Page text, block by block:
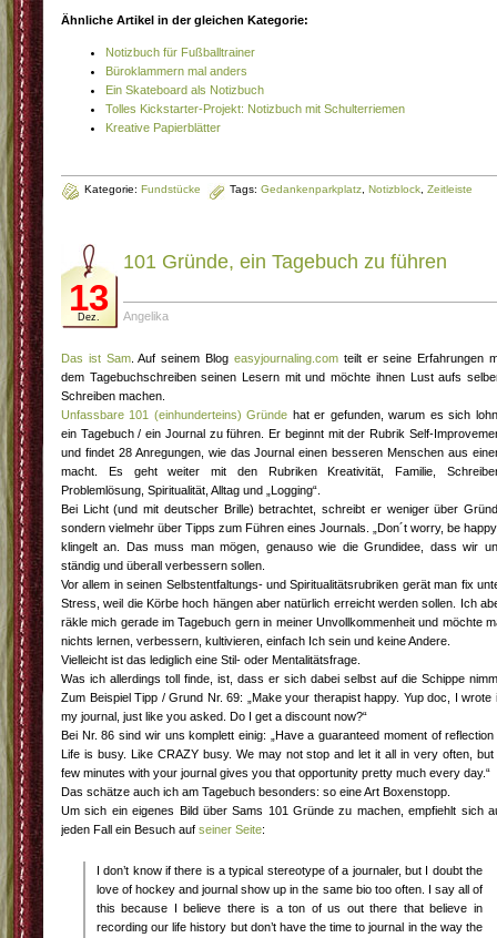
Ähnliche Artikel in der gleichen Kategorie:
Notizbuch für Fußballtrainer
Büroklammern mal anders
Ein Skateboard als Notizbuch
Tolles Kickstarter-Projekt: Notizbuch mit Schulterriemen
Kreative Papierblätter
Kategorie: Fundstücke Tags: Gedankenparkplatz Notizblock Zeitleiste
13
Dez.
101 Gründe, ein Tagebuch zu führen
Angelika
Das ist Sam. Auf seinem Blog easyjournaling.comteilt er seine Erfahrungen
dem Tagebuchschreiben seinen Lesern mit und möchte ihnen Lust aufs
Schreiben machen.
Unfassbare 101 (einhunderteins) Gründe hat er gefunden, warum es sich
ein Tagebuch / ein Journal zu führen. Er beginnt mit der Rubrik Self-
und findet 28 Anregungen, wie das Journal einen besseren Menschen aus
macht. Es geht weiter mit den Rubriken Kreativität, Familie,
Problemlösung, Spiritualität, Alltag und „Logging“.
Bei Licht (und mit deutscher Brille) betrachtet, schreibt er weniger über
sondern vielmehr über Tipps zum Führen eines Journals. „Don´t worry, be
klingelt an. Das muss man mögen, genauso wie die Grundidee, dass wir
ständig und überall verbessern sollen.
Vor allem in seinen Selbstentfaltungs- und Spiritualitätsrubriken gerät man fix
Stress, weil die Körbe hoch hängen aber natürlich erreicht werden sollen. Ich
räkle mich gerade im Tagebuch gern in meiner Unvollkommenheit und möchte
nichts lernen, verbessern, kultivieren, einfach Ich sein und keine Andere.
Vielleicht ist das lediglich eine Stil- oder Mentalitätsfrage.
Was ich allerdings toll finde, ist, dass er sich dabei selbst auf die Schippe
Zum Beispiel Tipp / Grund Nr. 69: „Make your therapist happy. Yup doc, I wrote
my journal, just like you asked. Do I get a discount now?“
Bei Nr. 86 sind wir uns komplett einig: „Have a guaranteed moment of reflection
Life is busy. Like CRAZY busy. We may not stop and let it all in very often, but
few minutes with your journal gives you that opportunity pretty much every day.“
Das schätze auch ich am Tagebuch besonders: so eine Art Boxenstopp.
Um sich ein eigenes Bild über Sams 101 Gründe zu machen, empfiehlt sich
jeden Fall ein Besuch auf seiner Seite:
I don’t know if there is a typical stereotype of a journaler, but I doubt the
love of hockey and journal show up in the same bio too often. I say all of
this because I believe there is a ton of us out there that believe in
recording our life history but don’t have the time to journal in the way the